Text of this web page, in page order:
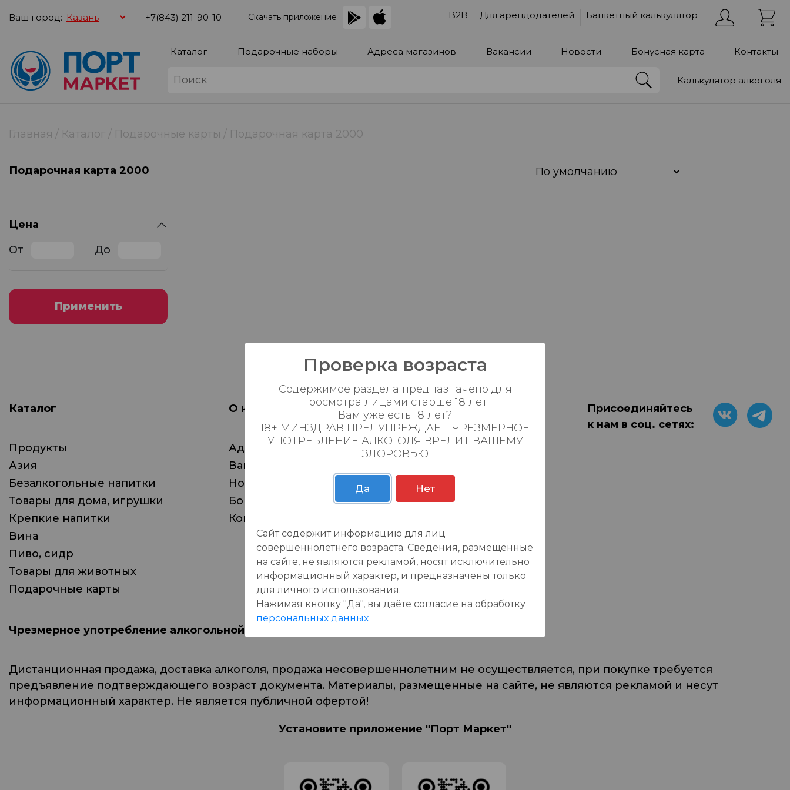
Ваш город: +7(843) 211-90-10 Скачать приложение B2B Для арендодателей Банкетный калькулятор
Каталог Подарочные наборы Адреса магазинов Вакансии Новости Бонусная карта Контакты
Калькулятор алкоголя
Главная Каталог Подарочные карты Подарочная карта 2000
Подарочная карта 2000
Цена
От
До
Применить
Каталог
Продукты
Азия
Безалкогольные напитки
Товары для дома, игрушки
Крепкие напитки
Вина
Пиво, сидр
Товары для животных
Подарочные карты
О компании
Адреса магазинов
Вакансии
Новости
Бонусная карта
Контакты
Личный кабинет
Войти
Бонусная карта
Присоединяйтесь
к нам в соц. сетях:
Чрезмерное употребление алкогольной и табачной продукции вредит здоровью
Дистанционная продажа, доставка алкоголя, продажа несовершеннолетним не осуществляется, при покупке требуется
предъявление подтверждающего возраст документа. Материалы, размещенные на сайте, не являются рекламой и несут
информационный характер. Не является публичной офертой!
Установите приложение "Порт Маркет"
Проверка возраста
Содержимое раздела предназначено для
просмотра лицами старше 18 лет.
Вам уже есть 18 лет?
18+ МИНЗДРАВ ПРЕДУПРЕЖДАЕТ: ЧРЕЗМЕРНОЕ
УПОТРЕБЛЕНИЕ АЛКОГОЛЯ ВРЕДИТ ВАШЕМУ
ЗДОРОВЬЮ
Да Нет
Сайт содержит информацию для лиц
совершеннолетнего возраста. Сведения, размещенные
на сайте, не являются рекламой, носят исключительно
информационный характер, и предназначены только
для личного использования.
Нажимая кнопку "Да", вы даёте cогласие на обработку
персональных данных